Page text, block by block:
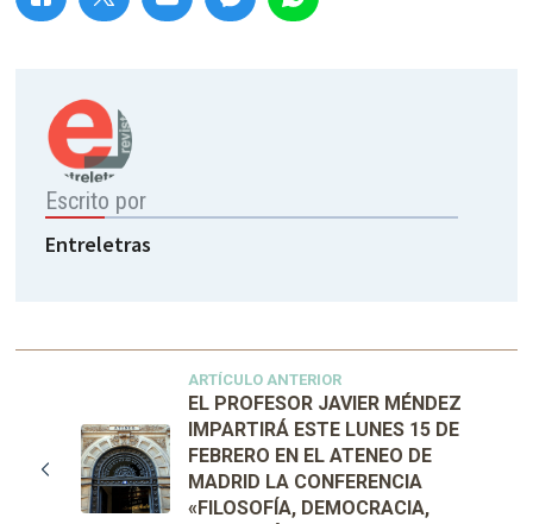
Escrito por
Entreletras
ARTÍCULO ANTERIOR
EL PROFESOR JAVIER MÉNDEZ
IMPARTIRÁ ESTE LUNES 15 DE
FEBRERO EN EL ATENEO DE
MADRID LA CONFERENCIA
«FILOSOFÍA, DEMOCRACIA,